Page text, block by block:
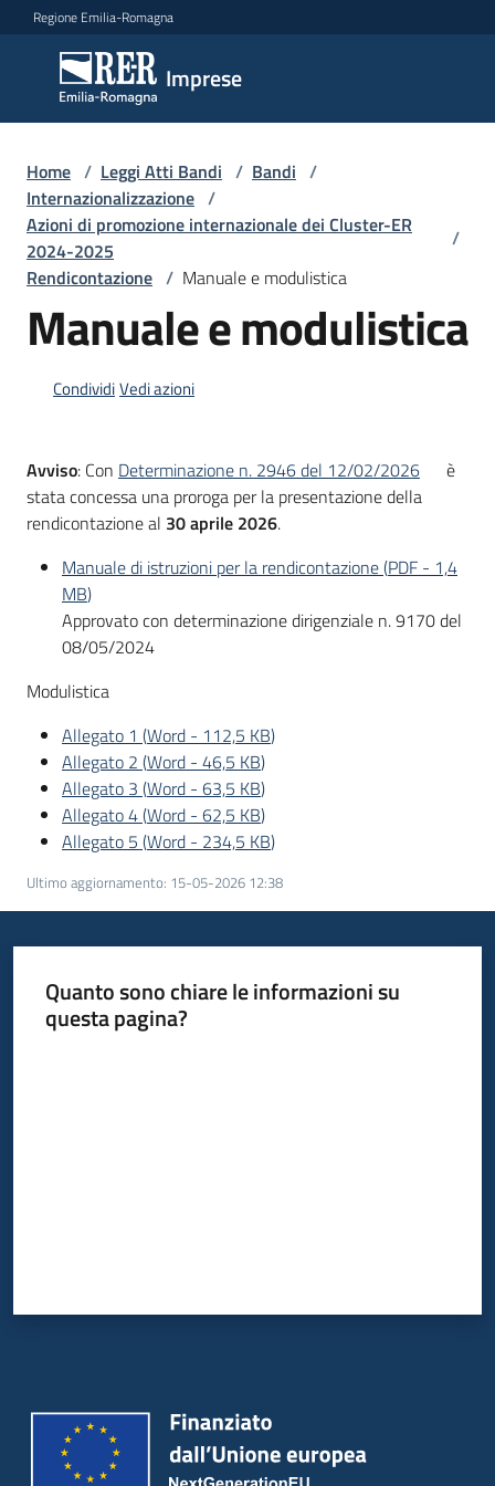
Vai al contenuto
Vai alla navigazione
Vai al footer
Regione Emilia-Romagna
Imprese
Imprese
Argomenti
Novità
Servizi
Bandi
Programmi
Progetti
Newsletter
su
Home / Leggi Atti Bandi / Bandi /
Internazionalizzazione /
Azioni di promozione internazionale dei Cluster-ER
2024-2025
/
Rendicontazione / Manuale e modulistica
Manuale e modulistica
CondividiVedi azioni
Avviso: Con Determinazione n. 2946 del 12/02/2026
è
stata concessa una proroga per la presentazione della
rendicontazione al 30 aprile 2026.
Manuale di istruzioni per la rendicontazione(PDF - 1,4
MB)
Approvato con determinazione dirigenziale n. 9170 del
08/05/2024
Modulistica
Allegato 1 (Word - 112,5 KB)
Allegato 2 (Word - 46,5 KB)
Allegato 3 (Word - 63,5 KB)
Allegato 4(Word - 62,5 KB)
Allegato 5 (Word - 234,5 KB)
Ultimo aggiornamento: 15-05-2026 12:38
Quanto sono chiare le informazioni su
questa pagina?